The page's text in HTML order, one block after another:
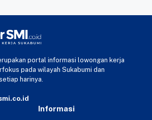
portal informasi lowongan kerja
pada wilayah Sukabumi dan
harinya.
Informasi